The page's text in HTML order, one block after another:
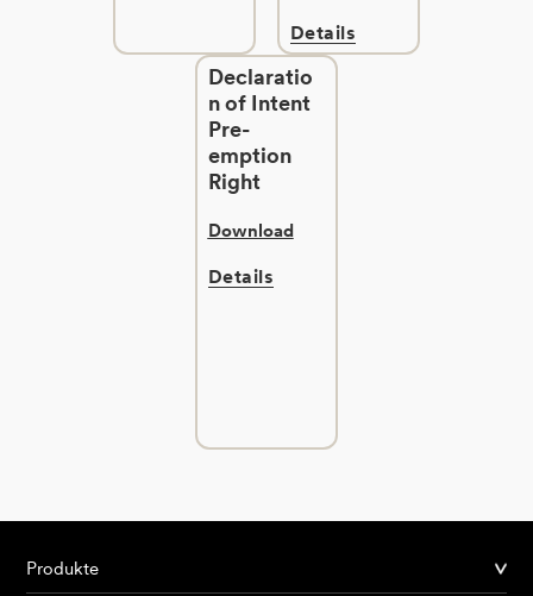
Details
Declaratio
n of Intent
Pre-
emption
Right
Download
Details
Produkte